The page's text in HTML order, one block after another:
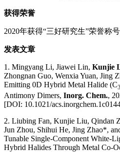
获得荣誉
2020年获得“三好研究生”荣誉称
发表文章
1. Mingyang Li, Jiawei Lin, Kunjie
Zhongnan Guo, Wenxia Yuan, Jing
Emitting 0D Hybrid Metal Halide (C3
Antimony Dimers, Inorg. Chem.,
[DOI: 10.1021/
2. Liubing Fan, Kunjie Liu, Qindan
Jun Zhou, Shihui He, Jing Zhao*,
Tunable Single-Component White-
Hybrid Halides Through Metal Co-